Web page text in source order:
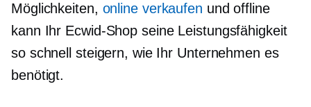
Möglichkeiten, online verkaufen und offline
kann Ihr Ecwid-Shop seine Leistungsfähigkeit
so schnell steigern, wie Ihr Unternehmen es
benötigt.